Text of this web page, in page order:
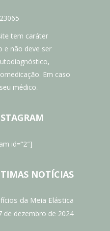
tem caráter
e não deve ser
Em caso
médico.
id=”2″]
NOTÍCIAS
da Meia Elástica
de dezembro de 2024